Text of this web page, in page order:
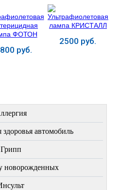
руб.
2500 руб.
автомобиль
Грипп
новорожденных